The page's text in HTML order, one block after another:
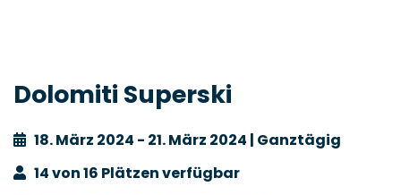
Dolomiti Superski
18. März 2024 - 21. März 2024 | Ganztägig
14 von 16 Plätzen verfügbar